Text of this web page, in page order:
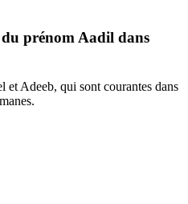
du prénom Aadil dans
Adeeb, qui sont courantes dans